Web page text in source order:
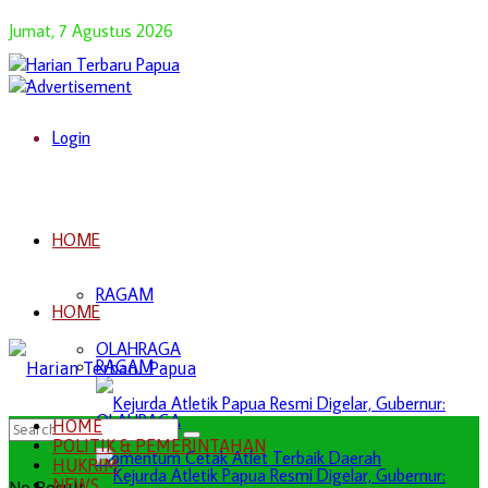
Jumat, 7 Agustus 2026
Login
HOME
RAGAM
OLAHRAGA
HOME
RAGAM
OLAHRAGA
HOME
POLITIK & PEMERINTAHAN
HUKRIM